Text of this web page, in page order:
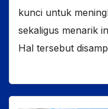
kunci untuk
sekaligus menarik
Hal tersebut